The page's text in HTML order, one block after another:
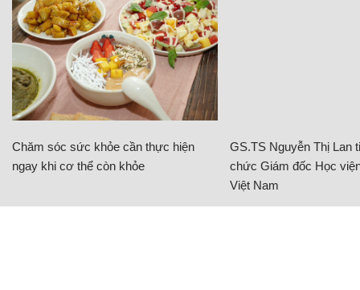
Chăm sóc sức khỏe cần thực hiện
ngay khi cơ thể còn khỏe
GS.TS Nguyễn Thị Lan
chức Giám đốc Học
Việt Nam